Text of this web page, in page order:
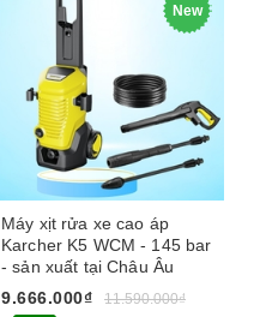
New
Máy xịt rửa xe cao áp
Karcher K5 WCM - 145 bar
- sản xuất tại Châu Âu
9.666.000₫
11.590.000₫